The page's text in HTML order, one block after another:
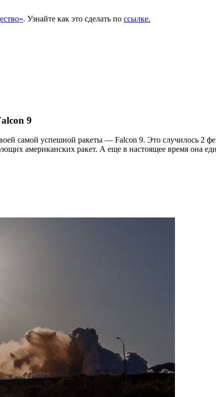
. Узнайте как это сделать по ссылке.
9
самой успешной ракеты — Falcon 9. Это случилось 2
американских ракет. А еще в настоящее время она